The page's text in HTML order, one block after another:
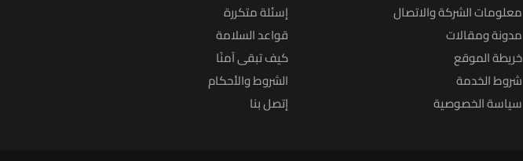
معلومات الشركة والاتصال
مدونة ومقالات
خريطة الموقع
شروط الخدمة
سياسة الخصوصية
إسئلة متكررة
قواعد السلامة
كيف تبقى آمنًا
الشروط والأحكام
إتصل بنا